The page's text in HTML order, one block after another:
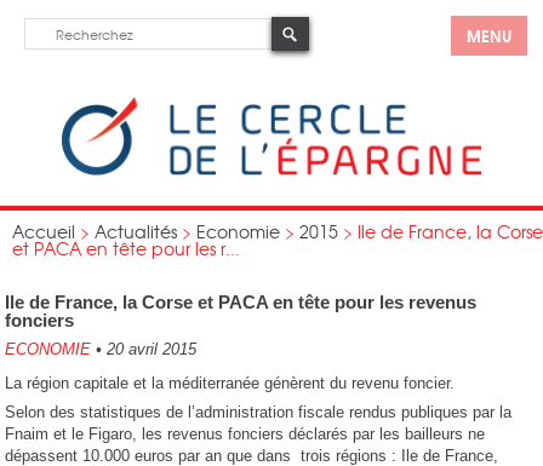
MENU
Accueil > Actualités > Economie > 2015 > Ile de France, la Corse
et PACA en tête pour les r...
Ile de France, la Corse et PACA en tête pour les revenus
fonciers
ECONOMIE • 20 avril 2015
La région capitale et la méditerranée génèrent du revenu foncier.
Selon des statistiques de l’administration fiscale rendus publiques par la
Fnaim et le Figaro, les revenus fonciers déclarés par les bailleurs ne
dépassent 10.000 euros par an que dans trois régions : Ile de France,